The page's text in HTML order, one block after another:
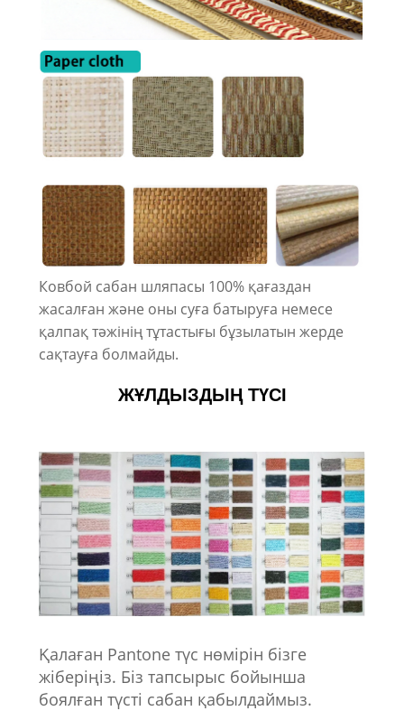
Ковбой сабан шляпасы 100% қағаздан
жасалған және оны суға батыруға немесе
қалпақ тәжінің тұтастығы бұзылатын жерде
сақтауға болмайды.
ЖҰЛДЫЗДЫҢ ТҮСІ
Қалаған Pantone түс нөмірін бізге
жіберіңіз. Біз тапсырыс бойынша
боялған түсті сабан қабылдаймыз.